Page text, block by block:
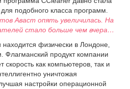
подобного класса программ.
Аваст опять увеличилась. На
стало больше чем вчера…
физически в Лондоне,
Флагманский продукт компании
скорость как компьютеров, так и
уничтожая
настройки операционной